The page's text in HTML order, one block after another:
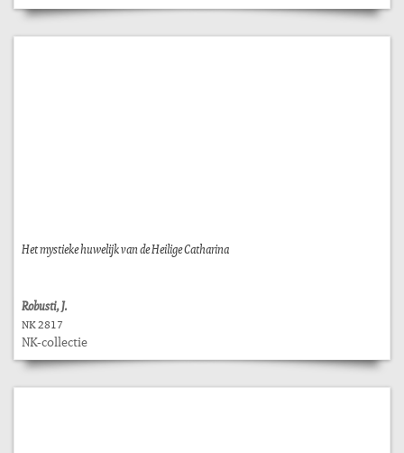
Het mystieke huwelijk van de Heilige Catharina
Robusti, J.
NK 2817
NK-collectie